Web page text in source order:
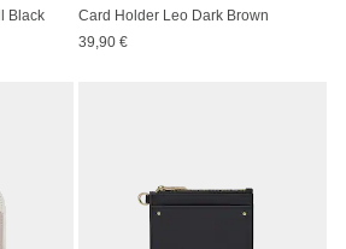
Black
Card Holder Leo Dark Brown
39,90 €